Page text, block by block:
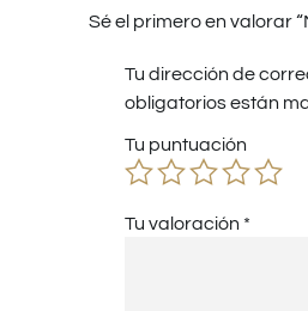
Sé el primero en valorar
Tu dirección de
obligatorios están
Tu puntuación
Tu valoración *